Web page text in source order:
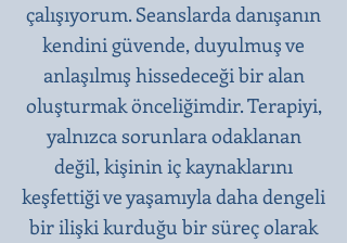
çalışıyorum. Seanslarda danışanın
kendini güvende, duyulmuş ve
anlaşılmış hissedeceği bir alan
oluşturmak önceliğimdir. Terapiyi,
yalnızca sorunlara odaklanan
değil, kişinin iç kaynaklarını
keşfettiği ve yaşamıyla daha dengeli
bir ilişki kurduğu bir süreç olarak